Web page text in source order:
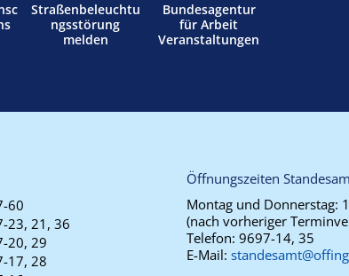
Straßenbeleuchtu
ngsstörung
melden
Bundesagentur
für Arbeit
Veranstaltungen
60
23, 21, 36
20, 29
17, 28
Öffnungszeiten
Montag und Donnerstag:
(nach vorheriger
Telefon:9697-14, 35
E-Mail: